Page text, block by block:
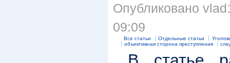
Опубликовано
09:09
Все статьи Отдельные статьи
объективная сторона преступления